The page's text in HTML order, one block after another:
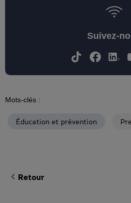
Suivez-
Mots-clés :
Éducation et prévention
Retour